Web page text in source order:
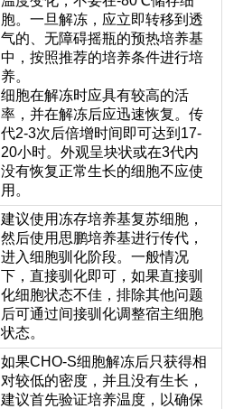
胞。一旦解冻，应立即转移到透
气的、无障碍摇瓶的预热培养基
中，按照推荐的培养条件进行培
养。
细胞在解冻时应具有较高的活
率，并在解冻后应迅速恢复。传
代2-3次后倍增时间即可达到17-
20小时。外观呈块状或在3代内
没有恢复正常生长的细胞不应使
用。
建议使用冻存培养基复苏细胞，
然后使用思鹏培养基进行传代，
进入细胞驯化阶段。一般情况
下，直接驯化即可，如果直接驯
化细胞状态不佳，排除其他问题
后可通过间接驯化调整宿主细胞
状态。
如果CHO-S细胞解冻后只获得相
对较低的密度，并且没有生长，
建议首先验证培养温度，以确保